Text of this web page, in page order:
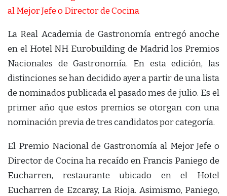
La Real Academia de Gastronomía entregó anoche
en el Hotel NH Eurobuilding de Madrid los Premios
Nacionales de Gastronomía. En esta edición, las
distinciones se han decidido ayer a partir de una lista
de nominados publicada el pasado mes de julio. Es el
primer año que estos premios se otorgan con una
nominación previa de tres candidatos por categoría.
El Premio Nacional de Gastronomía al Mejor Jefe o
Director de Cocina ha recaído en Francis Paniego de
Eucharren, restaurante ubicado en el Hotel
Eucharren de Ezcaray, La Rioja. Asimismo, Paniego,